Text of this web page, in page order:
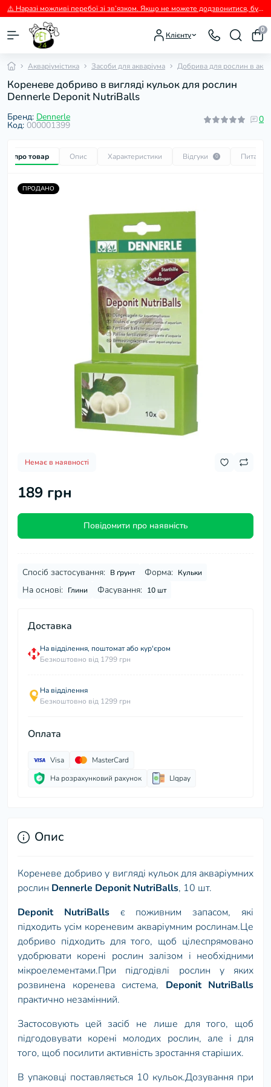
⚠️ Наразі можливі перебої зі зв’язком. Якщо не можете додзвонитися, будь ласка, пишіть нам у Viber.
Клієнту
0
Акваріумістика Засоби для акваріума Добрива для рослин в
Кореневе добриво в вигляді кульок для рослин
Dennerle Deponit NutriBalls
Бренд: Dennerle
Код: 000001399
0
Все про товар Опис Характеристики Відгуки 0 Питання
ПРОДАНО
Немає в наявності
189 грн
Повідомити про наявність
Спосіб застосування: В ґрунт Форма: Кульки
На основі: Глини Фасування: 10 шт
Доставка
На відділення, поштомат або кур'єром
Безкоштовно від 1799 грн
На відділення
Безкоштовно від 1299 грн
Оплата
Visa
MasterCard
На розрахунковий рахунок
LIqpay
Опис
Кореневе добриво у вигляді кульок для акваріумних
рослин Dennerle Deponit NutriBalls, 10 шт.
Deponit NutriBallsє поживним запасом, які
підходить усім кореневим акваріумним рослинам.Це
добриво підходить для того, щоб цілеспрямовано
удобрювати корені рослин залізом і необхідними
мікроелементами.При підгодівлі рослин у яких
розвинена коренева система, Deponit NutriBalls
практично незамінний.
Застосовують цей засіб не лише для того, щоб
підгодовувати корені молодих рослин, але і для
того, щоб посилити активність зростання старіших.
В упаковці поставляється 10 кульок.Дозування при